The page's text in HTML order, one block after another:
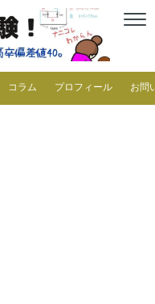
コラム プロフィール お問